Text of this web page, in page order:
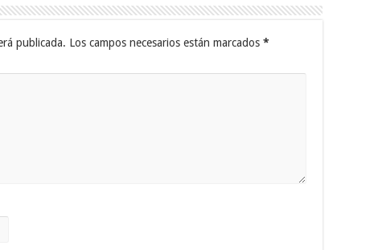
publicada. Los campos necesarios están marcados *